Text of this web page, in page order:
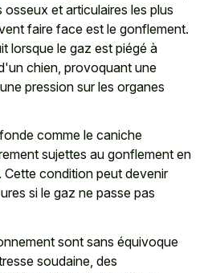
et articulaires les plus
faire face est le gonflement.
lorsque le gaz est piégé à
chien, provoquant une
pression sur les organes
comme le caniche
sujettes au gonflement en
Cette condition peut devenir
si le gaz ne passe pas
sont sans équivoque
soudaine, des